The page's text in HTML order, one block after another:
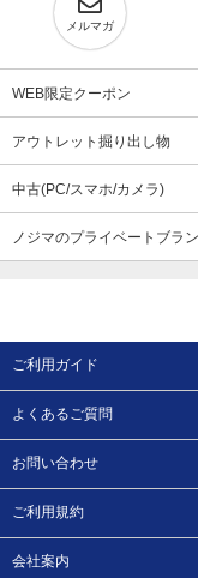
メルマガ
WEB限定クーポン
アウトレット掘り出し物
中古(PC/スマホ/カメラ)
ノジマのプライベートブラ
ご利用ガイド
よくあるご質問
お問い合わせ
ご利用規約
会社案内